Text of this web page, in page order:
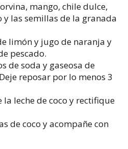
mango, chile dulce,
las semillas de la granada
limón y jugo de naranja y
pescado.
de soda y gaseosa de
reposar por lo menos 3
la leche de coco y rectifique
de coco y acompañe con